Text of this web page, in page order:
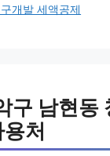
개발 세액공제
구 남현동
용처